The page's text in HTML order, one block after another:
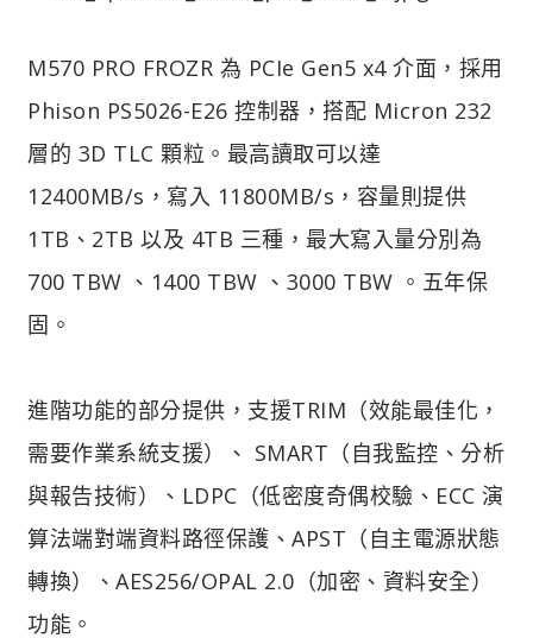
M570 PRO FROZR 為 PCIe Gen5 x4 介面，採用
Phison PS5026-E26 控制器，搭配 Micron 232
層的 3D TLC 顆粒。最高讀取可以達
12400MB/s，寫入 11800MB/s，容量則提供
1TB、2TB 以及 4TB 三種，最大寫入量分別為
700 TBW 、1400 TBW 、3000 TBW 。五年保
固。
進階功能的部分提供，支援TRIM（效能最佳化，
需要作業系統支援）、 SMART（自我監控、分析
與報告技術）、LDPC（低密度奇偶校驗、ECC 演
算法端對端資料路徑保護、APST（自主電源狀態
轉換）、AES256/OPAL 2.0（加密、資料安全）
功能。